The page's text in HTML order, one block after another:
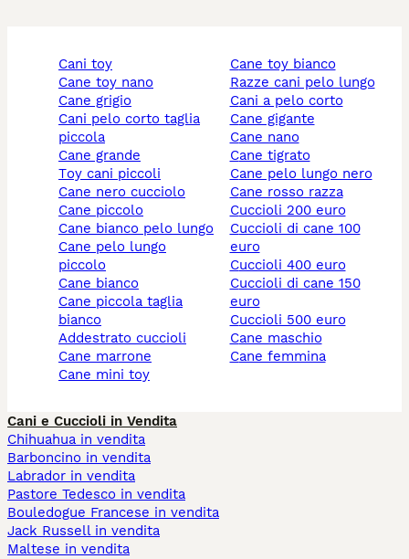
cani toy
cane toy nano
cane grigio
cani pelo corto taglia
piccola
cane grande
toy cani piccoli
cane nero cucciolo
cane piccolo
cane bianco pelo lungo
cane pelo lungo
piccolo
cane bianco
cane piccola taglia
bianco
addestrato cuccioli
cane marrone
cane mini toy
cane toy bianco
razze cani pelo lungo
cani a pelo corto
cane gigante
cane nano
cane tigrato
cane pelo lungo nero
cane rosso razza
cuccioli 200 euro
cuccioli di cane 100
euro
cuccioli 400 euro
cuccioli di cane 150
euro
cuccioli 500 euro
cane maschio
cane femmina
Cani e Cuccioli in Vendita
Chihuahua in vendita
Barboncino in vendita
Labrador in vendita
Pastore Tedesco in vendita
Bouledogue Francese in vendita
Jack Russell in vendita
Maltese in vendita